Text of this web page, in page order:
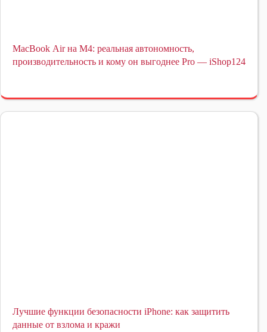
MacBook Air на M4: реальная автономность,
производительность и кому он выгоднее Pro — iShop124
Лучшие функции безопасности iPhone: как защитить
данные от взлома и кражи